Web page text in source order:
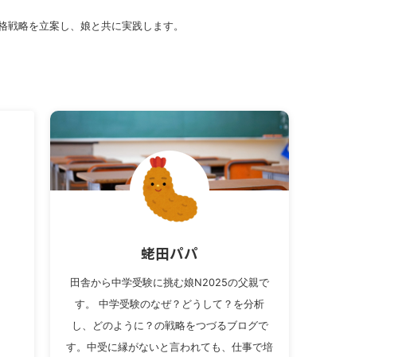
略を立案し、娘と共に実践します。
蛯田パパ
田舎から中学受験に挑む娘N2025の父親で
す。 中学受験のなぜ？どうして？を分析
し、どのように？の戦略をつづるブログで
す。中受に縁がないと言われても、仕事で培